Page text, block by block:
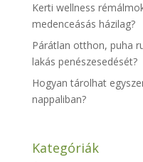
Kerti wellness
medenceásás házilag?
Párátlan otthon, puha
lakás penészesedését?
Hogyan tárolhat
nappaliban?
Kategóriák